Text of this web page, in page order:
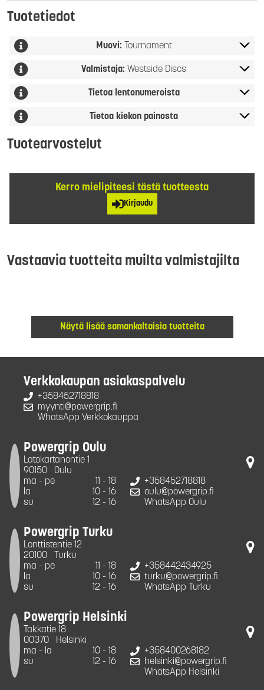
Tuotetiedot
Muovi: Tournament
Valmistaja: Westside Discs
Tietoa lentonumeroista
Tietoa kiekon painosta
Tuotearvostelut
Kerro mielipiteesi tästä tuotteesta
Kirjaudu
Vastaavia tuotteita muilta valmistajilta
Näytä lisää samankaltaisia tuotteita
Verkkokaupan asiakaspalvelu
+358452718818
myynti@powergrip.fi
WhatsApp Verkkokauppa
Powergrip Oulu
Latokartanontie 1
90150
Oulu
ma - pe
11 - 18
la
10 - 16
su
12 - 16
+358452718818
oulu@powergrip.fi
WhatsApp Oulu
Powergrip Turku
Lonttistentie 12
20100
Turku
ma - pe
11 - 18
la
10 - 16
su
12 - 16
+358442434925
turku@powergrip.fi
WhatsApp Turku
Powergrip Helsinki
Takkatie 18
00370
Helsinki
ma - la
10 - 18
su
12 - 16
+358400268182
helsinki@powergrip.fi
WhatsApp Helsinki